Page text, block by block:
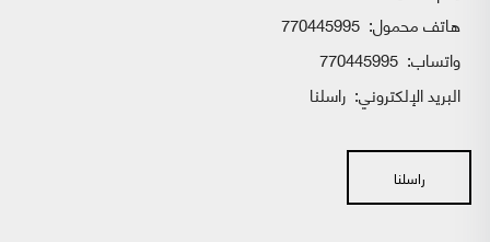
هاتف محمول: 770445995
واتساب:
البريد الإلكتروني: راسلنا
راسلنا